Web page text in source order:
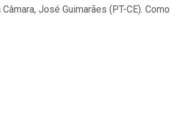
Câmara, José Guimarães (PT-CE). Como